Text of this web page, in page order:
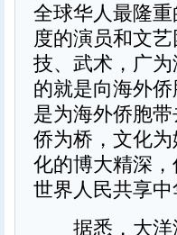
全球华人最隆
度的演员和文
技、武术，广
的就是向海外
是为海外侨胞
侨为桥，文化
化的博大精深
世界人民共享
据悉，大洋